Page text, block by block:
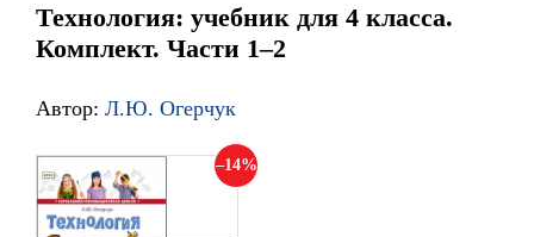
Технология: учебник для 4 класса.
Комплект. Части 1–2
Автор: Л.Ю. Огерчук
14